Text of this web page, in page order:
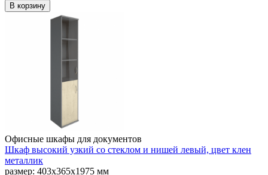
В корзину
Офисные шкафы для документов
Шкаф высокий узкий со стеклом и нишей левый, цвет клен
металлик
размер: 403х365х1975 мм